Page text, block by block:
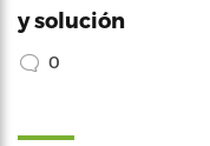
y solución
0